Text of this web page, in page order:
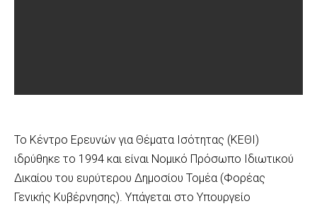
Το Κέντρο Ερευνών για Θέματα Ισότητας (ΚΕΘΙ)
ιδρύθηκε το 1994 και είναι Νομικό Πρόσωπο Ιδιωτικού
Δικαίου του ευρύτερου Δημοσίου Τομέα (Φορέας
Γενικής Κυβέρνησης). Υπάγεται στο Υπουργείο